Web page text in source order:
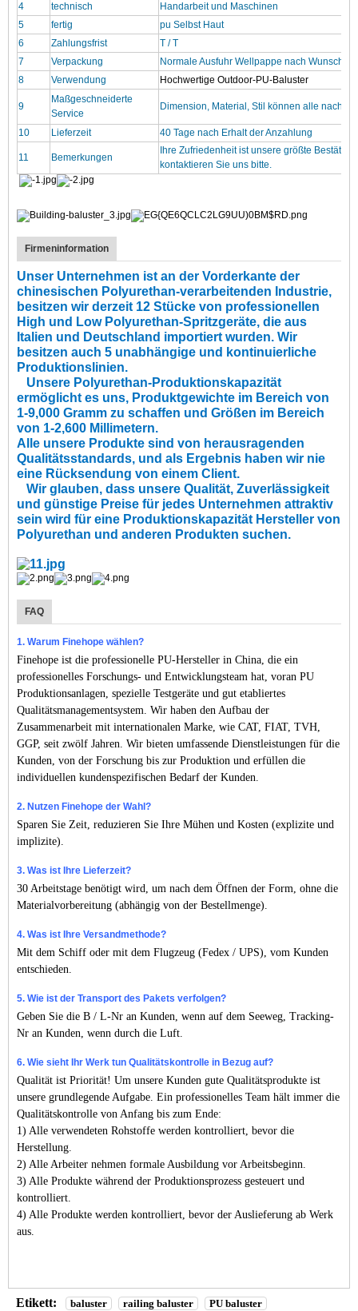
4 technisch
Handarbeit und Maschinen
5
fertig
pu Selbst Haut
6
Zahlungsfrist
T / T
7
Verpackung
Normale Ausfuhr Wellpappe nach Wunsch
8
Verwendung Hochwertige Outdoor-PU-Baluster
9
Maßgeschneiderte
Service
Dimension, Material, Stil können alle nach
10 Lieferzeit 40 Tage nach Erhalt der Anzahlung
11 Bemerkungen
Ihre Zufriedenheit ist unsere größte
kontaktieren Sie uns bitte.
Firmeninformation
Unser Unternehmen ist an der Vorderkante der
chinesischen Polyurethan-verarbeitenden Industrie,
besitzen wir derzeit 12 Stücke von professionellen
High und Low Polyurethan-Spritzgeräte, die aus
Italien und Deutschland importiert wurden. Wir
besitzen auch 5 unabhängige und kontinuierliche
Produktionslinien.
Unsere Polyurethan-Produktionskapazität
ermöglicht es uns, Produktgewichte im Bereich von
1-9,000 Gramm zu schaffen und Größen im Bereich
von 1-2,600 Millimetern.
Alle unsere Produkte sind von herausragenden
Qualitätsstandards, und als Ergebnis haben wir nie
eine Rücksendung von einem Client.
Wir glauben, dass unsere Qualität, Zuverlässigkeit
und günstige Preise für jedes Unternehmen attraktiv
sein wird für eine Produktionskapazität Hersteller von
Polyurethan und anderen Produkten suchen.
FAQ
1. Warum Finehope wählen?
Finehope ist die professionelle PU-Hersteller in China, die ein
professionelles Forschungs- und Entwicklungsteam hat, voran PU
Produktionsanlagen, spezielle Testgeräte und gut etabliertes
Qualitätsmanagementsystem. Wir haben den Aufbau der
Zusammenarbeit mit internationalen Marke, wie CAT, FIAT, TVH,
GGP, seit zwölf Jahren. Wir bieten umfassende Dienstleistungen für die
Kunden, von der Forschung bis zur Produktion und erfüllen die
individuellen kundenspezifischen Bedarf der Kunden.
2. Nutzen Finehope der Wahl?
Sparen Sie Zeit, reduzieren Sie Ihre Mühen und Kosten (explizite und
implizite).
3. Was ist Ihre Lieferzeit?
30 Arbeitstage benötigt wird, um nach dem Öffnen der Form, ohne die
Materialvorbereitung (abhängig von der Bestellmenge).
4. Was ist Ihre Versandmethode?
Mit dem Schiff oder mit dem Flugzeug (Fedex / UPS), vom Kunden
entschieden.
5. Wie ist der Transport des Pakets verfolgen?
Geben Sie die B / L-Nr an ​​Kunden, wenn auf dem Seeweg, Tracking-
Nr an ​​Kunden, wenn durch die Luft.
6. Wie sieht Ihr Werk tun Qualitätskontrolle in Bezug auf?
Qualität ist Priorität! Um unsere Kunden gute Qualitätsprodukte ist
unsere grundlegende Aufgabe. Ein professionelles Team hält immer die
Qualitätskontrolle von Anfang bis zum Ende:
1) Alle verwendeten Rohstoffe werden kontrolliert, bevor die
Herstellung.
2) Alle Arbeiter nehmen formale Ausbildung vor Arbeitsbeginn.
3) Alle Produkte während der Produktionsprozess gesteuert und
kontrolliert.
4) Alle Produkte werden kontrolliert, bevor der Auslieferung ab Werk
aus.
Etikett: baluster railing baluster PU baluster